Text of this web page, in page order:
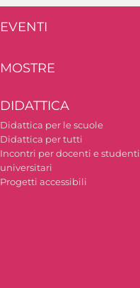
EVENTI
MOSTRE
DIDATTICA
Didattica per le scuole
Didattica per tutti
Incontri per docenti e studenti
universitari
Progetti accessibili